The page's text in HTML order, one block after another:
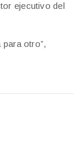
ejecutivo del
otro”,